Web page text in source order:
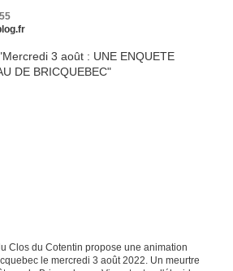
Clos du Cotentin propose une animation
le mercredi 3 août 2022. Un meurtre